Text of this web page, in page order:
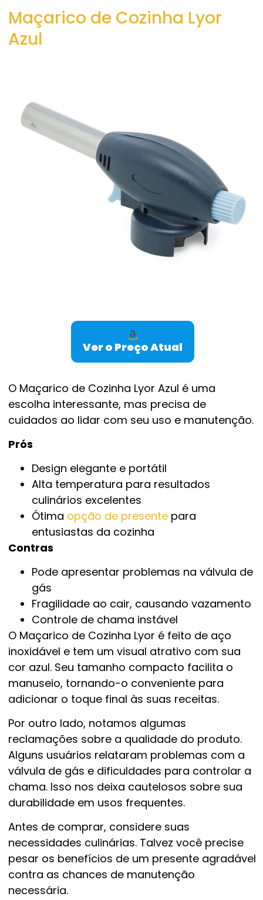
Maçarico de Cozinha Lyor
Azul
Ver o Preço Atual
O Maçarico de Cozinha Lyor Azul é uma
escolha interessante, mas precisa de
cuidados ao lidar com seu uso e manutenção.
Prós
Design elegante e portátil
Alta temperatura para resultados
culinários excelentes
Ótima opção de presente para
entusiastas da cozinha
Contras
Pode apresentar problemas na válvula de
gás
Fragilidade ao cair, causando vazamento
Controle de chama instável
O Maçarico de Cozinha Lyor é feito de aço
inoxidável e tem um visual atrativo com sua
cor azul. Seu tamanho compacto facilita o
manuseio, tornando-o conveniente para
adicionar o toque final às suas receitas.
Por outro lado, notamos algumas
reclamações sobre a qualidade do produto.
Alguns usuários relataram problemas com a
válvula de gás e dificuldades para controlar a
chama. Isso nos deixa cautelosos sobre sua
durabilidade em usos frequentes.
Antes de comprar, considere suas
necessidades culinárias. Talvez você precise
pesar os benefícios de um presente agradável
contra as chances de manutenção
necessária.